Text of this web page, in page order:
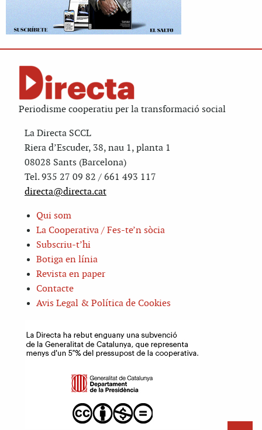
Periodisme cooperatiu per la transformació social
La Directa SCCL
Riera d’Escuder, 38, nau 1, planta 1
08028 Sants (Barcelona)
Tel. 935 27 09 82 / 661 493 117
directa@directa.cat
Qui som
La Cooperativa / Fes-te’n sòcia
Subscriu-t’hi
Botiga en línia
Revista en paper
Contacte
Avis Legal & Política de Cookies